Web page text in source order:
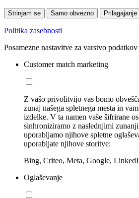
Strinjam se Samo obvezno
Politika zasebnosti
Posamezne nastavitve za varstvo podatkov
Customer match marketing
Z vašo privolitvijo vas bomo
zunaj našega spletnega mesta in
izdelke. V ta namen vaše šifrirane
sinhroniziramo z naslednjimi
uporabljamo njihove spletne
uporabljate njihove storitve:
Bing, Criteo, Meta, Google,
Oglaševanje